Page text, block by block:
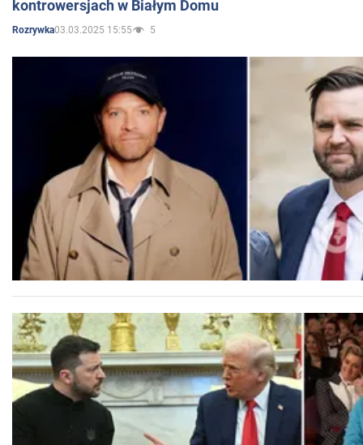
kontrowersjach w Białym Domu
Rozrywka03.03.2025 15:55 5